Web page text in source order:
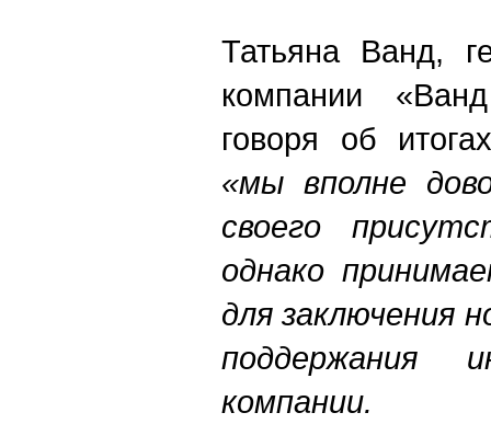
Татьяна Ванд,
компании
говоря об
«мы вполне
своего
однако
для заключения
поддержания
компании.